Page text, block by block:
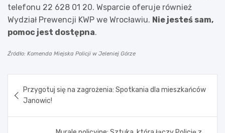
telefonu 22 628 01 20. Wsparcie oferuje również
Wydział Prewencji KWP we Wrocławiu. Nie jesteś sam,
pomoc jest dostępna.
Źródło: Komenda Miejska Policji w Jeleniej Górze
wpisu
Przygotuj się na zagrożenia: Spotkania dla mieszkańców
Janowic!